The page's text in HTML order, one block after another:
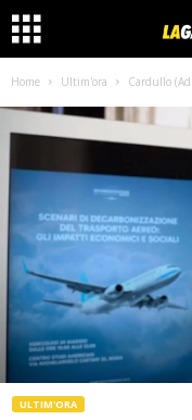
Home Ultim'ora Cardullo
ULTIM'ORA